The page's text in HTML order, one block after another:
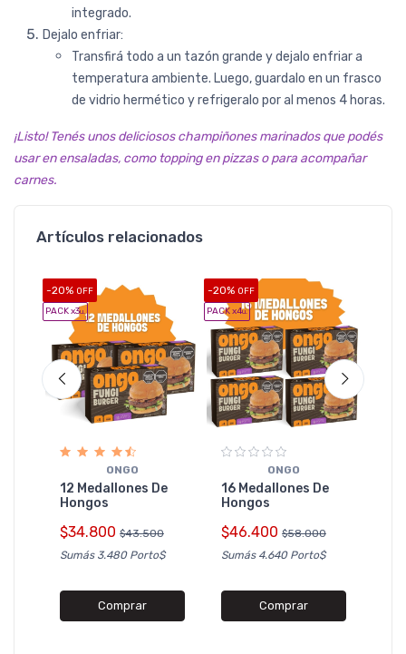
integrado.
Dejalo enfriar:
Transfirá todo a un tazón grande y dejalo enfriar a
temperatura ambiente. Luego, guardalo en un frasco
de vidrio hermético y refrigeralo por al menos 4 horas.
¡Listo! Tenés unos deliciosos champiñones marinados que podés
usar en ensaladas, como topping en pizzas o para acompañar
carnes.
Artículos relacionados
-20% OFF
PACK x3u.
ONGO
12 Medallones De
Hongos
$34.800 $43.500
Sumás 3.480 Porto$
Comprar
-20% OFF
PACK x4u.
ONGO
16 Medallones De
Hongos
$46.400 $58.000
Sumás 4.640 Porto$
Comprar